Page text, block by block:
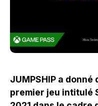
JUMPSHIP a
premier jeu intitulé